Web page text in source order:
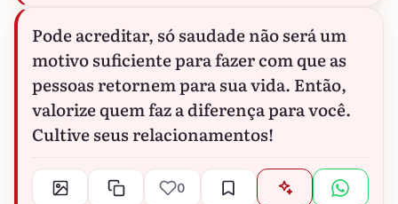
Pode acreditar, só saudade não será um
motivo suficiente para fazer com que as
pessoas retornem para sua vida. Então,
valorize quem faz a diferença para você.
Cultive seus relacionamentos!
0